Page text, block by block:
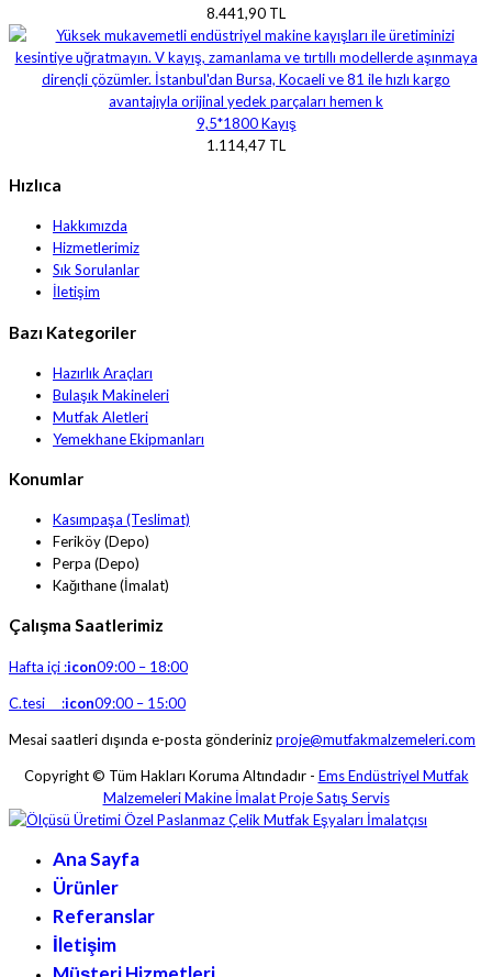
8.441,90 TL
9,5*1800 Kayış
1.114,47 TL
Hızlıca
Hakkımızda
Hizmetlerimiz
Sık Sorulanlar
İletişim
Bazı Kategoriler
Hazırlık Araçları
Bulaşık Makineleri
Mutfak Aletleri
Yemekhane Ekipmanları
Konumlar
Kasımpaşa (Teslimat)
Feriköy (Depo)
Perpa (Depo)
Kağıthane (İmalat)
Çalışma Saatlerimiz
Hafta içi :icon09:00 – 18:00
C.tesi :icon09:00 – 15:00
Mesai saatleri dışında e-posta gönderinizproje@mutfakmalzemeleri.com
Copyright © Tüm Hakları Koruma Altındadır - Ems Endüstriyel Mutfak
Malzemeleri Makine İmalat Proje Satış Servis
Ana Sayfa
Ürünler
Referanslar
İletişim